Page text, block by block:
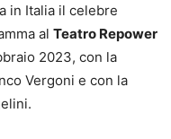
in Italia il celebre
al Teatro Repower
2023, con la
Vergoni e con la